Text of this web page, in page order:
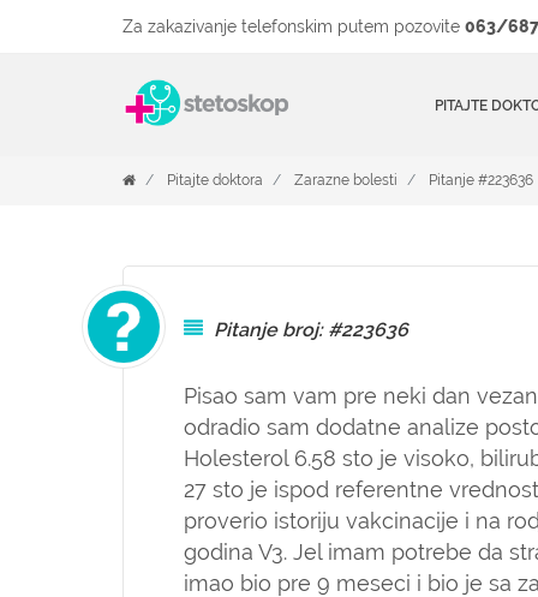
Za zakazivanje telefonskim putem pozovite 063/
PITAJTE
Pitajte doktora Zarazne bolesti Pitanje #223636
Pitanje broj: #223636
Pisao sam vam pre neki dan
odradio sam dodatne analize
Holesterol 6.58 sto je visoko,
27 sto je ispod referentne
proverio istoriju vakcinacije i na
godina V3. Jel imam potrebe da
imao bio pre 9 meseci i bio je sa